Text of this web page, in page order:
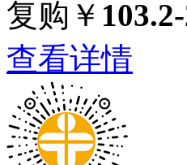
复购￥
查看详情